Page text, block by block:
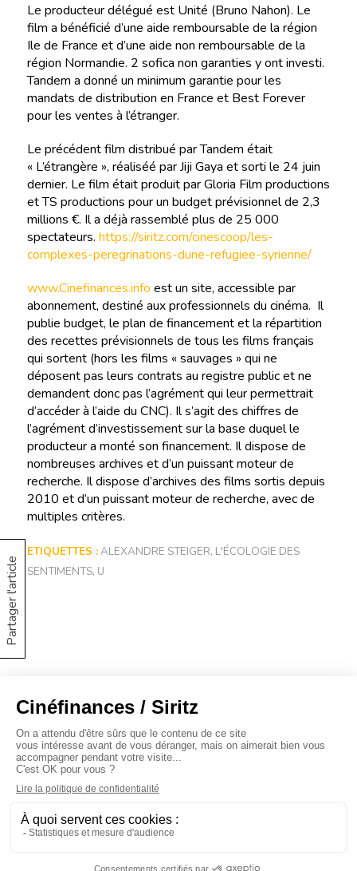
Partager l'article
Le producteur délégué est Unité (Bruno Nahon). Le
film a bénéficié d’une aide remboursable de la région
Ile de France et d’une aide non remboursable de la
région Normandie. 2 sofica non garanties y ont investi.
Tandem a donné un minimum garantie pour les
mandats de distribution en France et Best Forever
pour les ventes à l’étranger.
Le précédent film distribué par Tandem était
« L’étrangère », réaliséé par Jiji Gaya et sorti le 24 juin
dernier. Le film était produit par Gloria Film productions
et TS productions pour un budget prévisionnel de 2,3
millions €. Il a déjà rassemblé plus de 25 000
spectateurs. https://siritz.com/cinescoop/les-
complexes-peregrinations-dune-refugiee-syrienne/
www.Cinefinances.info est un site, accessible par
abonnement, destiné aux professionnels du cinéma. Il
publie budget, le plan de financement et la répartition
des recettes prévisionnels de tous les films français
qui sortent (hors les films « sauvages » qui ne
déposent pas leurs contrats au registre public et ne
demandent donc pas l’agrément qui leur permettrait
d’accéder à l’aide du CNC). Il s’agit des chiffres de
l’agrément d’investissement sur la base duquel le
producteur a monté son financement. Il dispose de
nombreuses archives et d’un puissant moteur de
recherche. Il dispose d’archives des films sortis depuis
2010 et d’un puissant moteur de recherche, avec de
multiples critères.
ETIQUETTES :ALEXANDRE STEIGER, L'ÉCOLOGIE DES
SENTIMENTS, U
À propos
Baromètres
Cinéscoop
Éditorial
Le Carrefour
Siritz © 2020 -